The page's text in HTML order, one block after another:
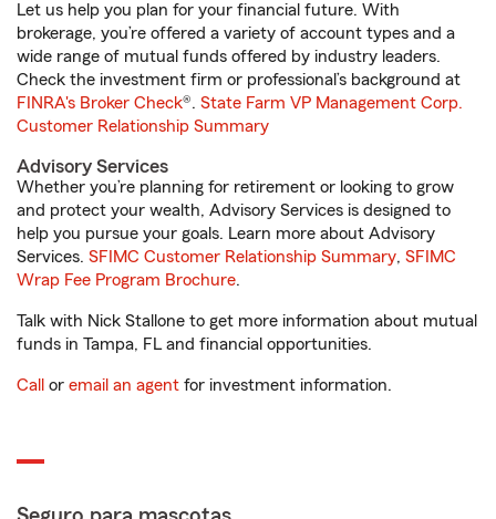
Let us help you plan for your financial future. With
brokerage, you’re offered a variety of account types and a
wide range of mutual funds offered by industry leaders.
Check the investment firm or professional’s background at
FINRA's Broker Check®. State Farm VP Management Corp.
Customer Relationship Summary
Advisory Services
Whether you’re planning for retirement or looking to grow
and protect your wealth, Advisory Services is designed to
help you pursue your goals. Learn more about Advisory
Services. SFIMC Customer Relationship Summary, SFIMC
Wrap Fee Program Brochure.
Talk with Nick Stallone to get more information about mutual
funds in Tampa, FL and financial opportunities.
Call or email an agent for investment information.